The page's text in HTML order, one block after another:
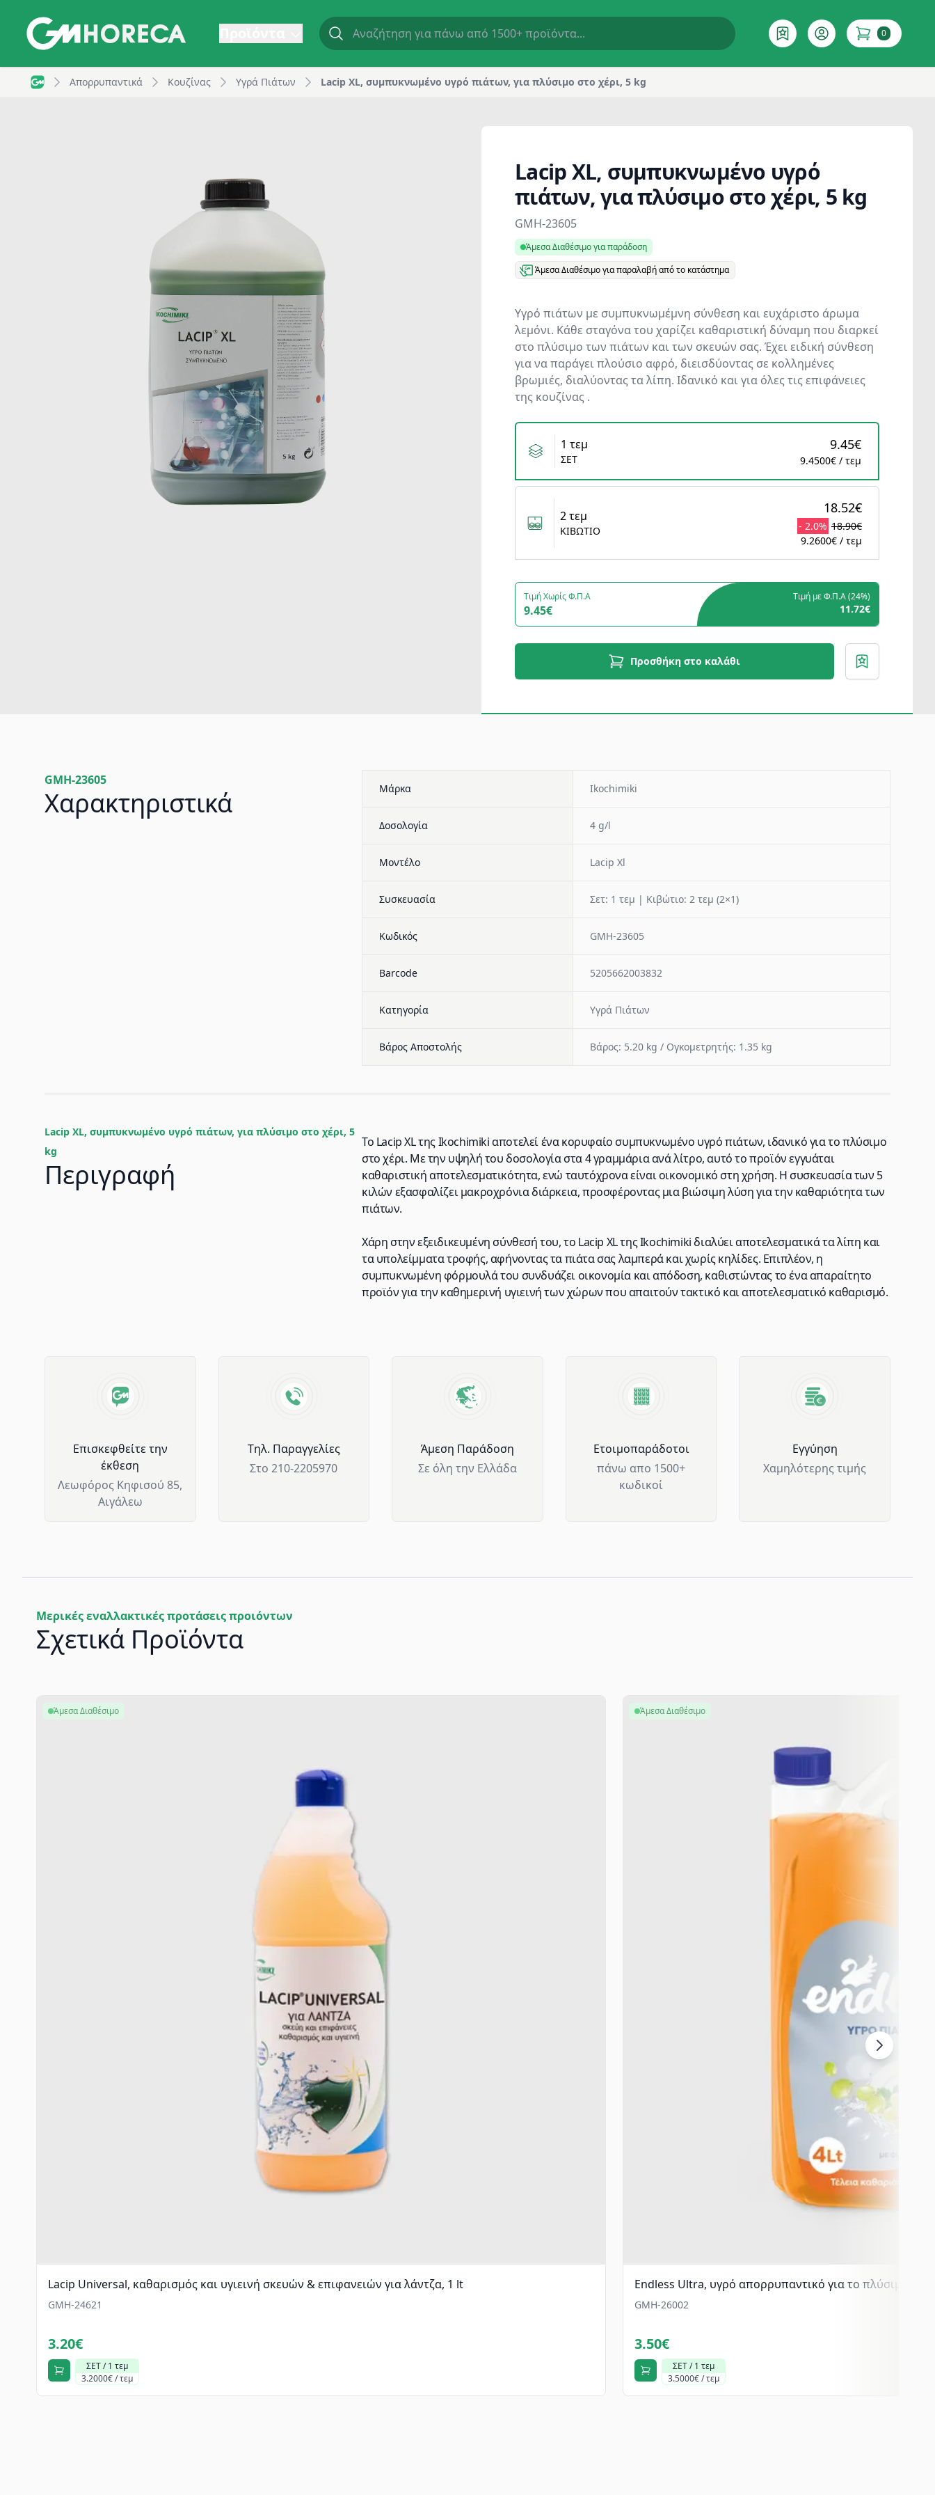
Lacip XL, συμπυκνωμένο υγρό πιάτων, για πλύσιμο στο χέρι, 5 kg | GM Horeca ΕπιθυμητόAccount 0
items in cart
Απορρυπαντικά Κουζίνας Υγρά Πιάτων Lacip XL, συμπυκνωμένο υγρό πιάτων, για πλύσιμο στο χέρι, 5 kg
Lacip XL, συμπυκνωμένο υγρό
πιάτων, για πλύσιμο στο χέρι, 5 kg
Product information
GMH-23605
Άμεσα Διαθέσιμο για παράδοση
Άμεσα Διαθέσιμο για παραλαβή από το κατάστημα
Υγρό πιάτων με συμπυκνωμέμνη σύνθεση και ευχάριστο άρωμα
λεμόνι. Κάθε σταγόνα του χαρίζει καθαριστική δύναμη που διαρκεί
στο πλύσιμο των πιάτων και των σκευών σας. Έχει ειδική σύνθεση
για να παράγει πλούσιο αφρό, διεισδύοντας σε κολλημένες
βρωμιές, διαλύοντας τα λίπη. Ιδανικό και για όλες τις επιφάνειες
της κουζίνας .
Variants
1 τεμ
ΣΕΤ
9.45€
9.4500€ / τεμ
2 τεμ
ΚΙΒΩΤΙΟ
18.52€
- 2.0% 18.90€
9.2600€ / τεμ
Τιμή Χωρίς Φ.Π.Α
9.45€
Τιμή με Φ.Π.Α (24%)
11.72€
Προσθήκη στο καλάθι
GMH-23605
Χαρακτηριστικά Μάρκα Ikochimiki
Δοσολογία 4 g/l
Μοντέλο Lacip Xl
Συσκευασία Σετ: 1 τεμ | Κιβώτιο: 2 τεμ (2×1)
Κωδικός GMH-23605
Barcode 5205662003832
Κατηγορία Υγρά Πιάτων
Βάρος Αποστολής Βάρος: 5.20 kg / Ογκομετρητής: 1.35 kg
Lacip XL, συμπυκνωμένο υγρό πιάτων, για πλύσιμο στο χέρι, 5
kg
Περιγραφή
Το Lacip XL της Ikochimiki αποτελεί ένα κορυφαίο συμπυκνωμένο υγρό πιάτων, ιδανικό για το πλύσιμο
στο χέρι. Με την υψηλή του δοσολογία στα 4 γραμμάρια ανά λίτρο, αυτό το προϊόν εγγυάται
καθαριστική αποτελεσματικότητα, ενώ ταυτόχρονα είναι οικονομικό στη χρήση. Η συσκευασία των 5
κιλών εξασφαλίζει μακροχρόνια διάρκεια, προσφέροντας μια βιώσιμη λύση για την καθαριότητα των
πιάτων.
Χάρη στην εξειδικευμένη σύνθεσή του, το Lacip XL της Ikochimiki διαλύει αποτελεσματικά τα λίπη και
τα υπολείμματα τροφής, αφήνοντας τα πιάτα σας λαμπερά και χωρίς κηλίδες. Επιπλέον, η
συμπυκνωμένη φόρμουλά του συνδυάζει οικονομία και απόδοση, καθιστώντας το ένα απαραίτητο
προϊόν για την καθημερινή υγιεινή των χώρων που απαιτούν τακτικό και αποτελεσματικό καθαρισμό.
Επισκεφθείτε την
έκθεση
Λεωφόρος Κηφισού 85,
Αιγάλεω
Tηλ. Παραγγελίες
Στο 210-2205970
Άμεση Παράδοση
Σε όλη την Ελλάδα
Ετοιμοπαράδοτοι
πάνω απο 1500+
κωδικοί
Eγγύηση
Χαμηλότερης τιμής
Μερικές εναλλακτικές προτάσεις προιόντων
Σχετικά Προϊόντα
Lacip Universal, καθαρισμός και υγιεινή σκευών & επιφανειών για λάντζα, 1 lt
GMH-24621
3.20€
ΣΕΤ / 1 τεμ
3.2000€ / τεμ
Άμεσα Διαθέσιμο
Endless Ultra, υγρό απορρυπαντικό για το πλύσιμο
GMH-26002
3.50€
ΣΕΤ / 1 τεμ
3.5000€ / τεμ
Άμεσα Διαθέσιμο